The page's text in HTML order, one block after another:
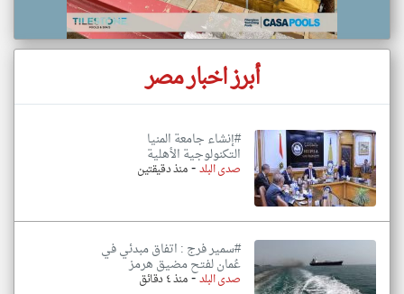
أبرز اخبار مصر
#إنشاء جامعة المنيا
التكنولوجية الأهلية
صدى البلد-منذ دقيقتين
#سمير فرج : اتفاق مبدئي في
عُمان لفتح مضيق هرمز
صدى البلد-منذ ٤ دقائق